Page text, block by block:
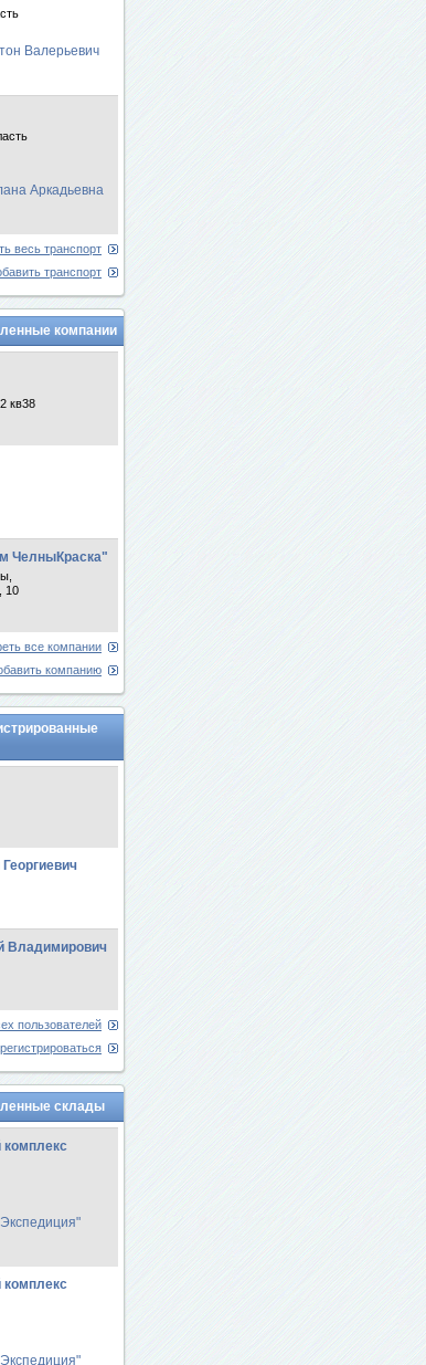
Валерьевич
Аркадьевна
весь транспорт
транспорт
компании
кв38
ЧелныКраска"
10
все компании
компанию
Владимирович
пользователей
склады
комплекс
комплекс